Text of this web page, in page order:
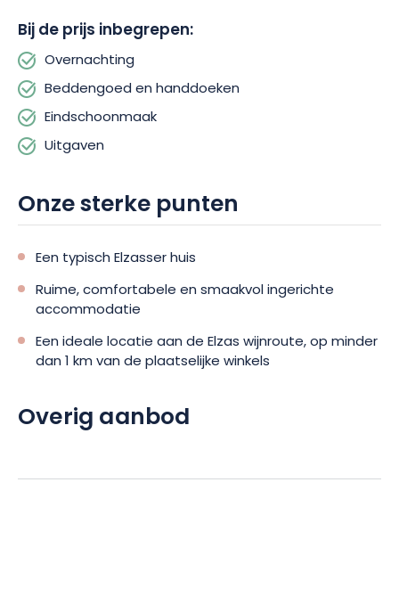
Gîte L’Atelier is de perfecte plek voor een stressvrije vakantie
in het hart van de Elzas. Lokale winkels liggen op minder dan 1
kilometer afstand en parkeren kan op slechts 2 passen. En
voor liefhebbers van wijn en wijnbouw is er de beroemde
Elzas-wijnroute die wacht om in volle glorie verkend te
worden!
Bij de prijs inbegrepen:
Overnachting
Beddengoed en handdoeken
Eindschoonmaak
Uitgaven
Onze sterke punten
Een typisch Elzasser huis
Ruime, comfortabele en smaakvol ingerichte
accommodatie
Een ideale locatie aan de Elzas wijnroute, op minder
dan 1 km van de plaatselijke winkels
Overig aanbod